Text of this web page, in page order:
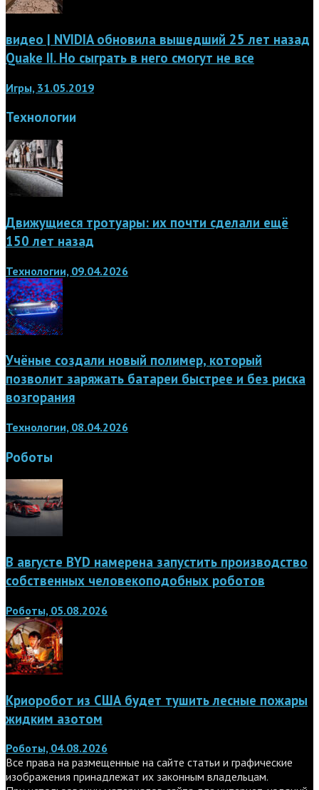
видео | NVIDIA обновила вышедший 25 лет назад
Quake II. Но сыграть в него смогут не все
Игры, 31.05.2019
Технологии
Движущиеся тротуары: их почти сделали ещё
150 лет назад
Технологии, 09.04.2026
Учёные создали новый полимер, который
позволит заряжать батареи быстрее и без риска
возгорания
Технологии, 08.04.2026
Роботы
В августе BYD намерена запустить производство
собственных человекоподобных роботов
Роботы, 05.08.2026
Криоробот из США будет тушить лесные пожары
жидким азотом
Роботы, 04.08.2026
Все права на размещенные на сайте статьи и графические
изображения принадлежат их законным владельцам.